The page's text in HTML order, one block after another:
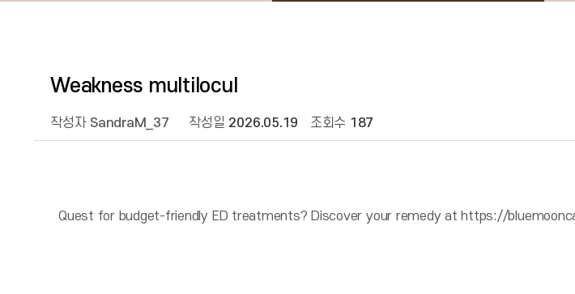
Weakness multilocul
작성자 SandraM_37 작성일 2026.05.19 조회수 187
Quest for budget-friendly ED treatments? Discover your remedy at https://